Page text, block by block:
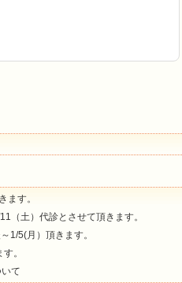
ます。
（土）代診とさせて頂きます。
1/5(月）頂きます。
。
て